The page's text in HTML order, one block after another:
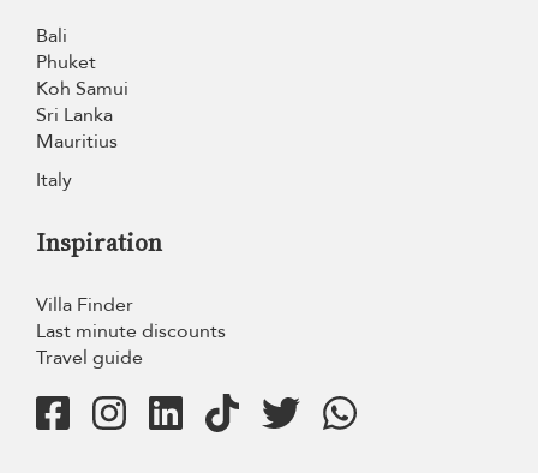
Bali
Phuket
Koh Samui
Sri Lanka
Mauritius
Italy
Inspiration
Villa Finder
Last minute discounts
Travel guide